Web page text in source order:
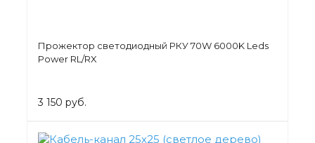
Прожектор светодиодный РКУ 70W 6000K Leds
Power RL/RX
3 150 руб.